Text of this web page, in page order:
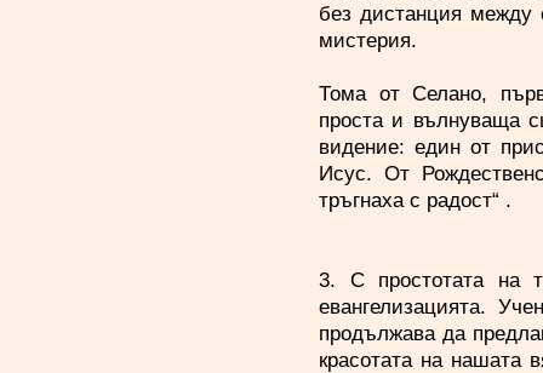
без дистанция между
мистерия.
Тома от Селано,
проста и вълнуваща
видение: един от
Исус. От
тръгнаха с радост“ .
3. С простотата на
евангелизацията.
продължава да
красотата на нашата